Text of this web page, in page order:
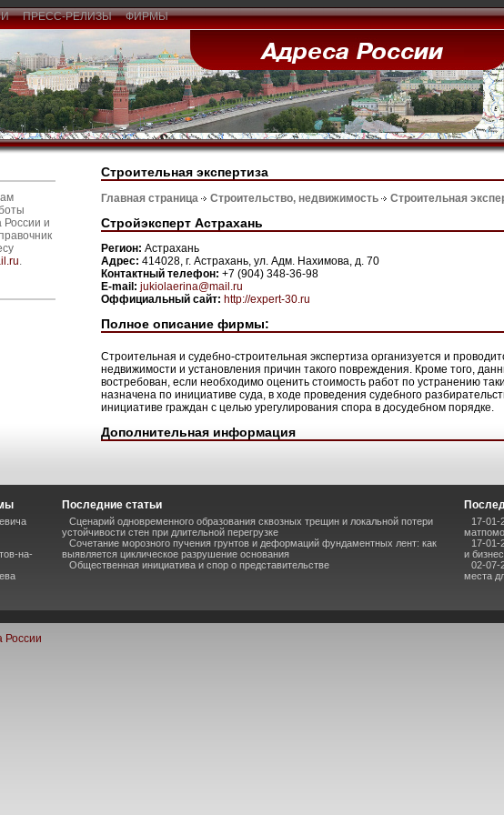
ПРЕСС-РЕЛИЗЫ ФИРМЫ
России и
.
Строительная экспертиза
Главная страница Строительство, недвижимость Строительная
Стройэксперт Астрахань
Регион: Астрахань
Адрес: 414028, г. Астрахань, ул. Адм. Нахимова, д. 70
Контактный телефон: +7 (904) 348-36-98
E-mail: jukiolaerina@mail.ru
Оффициальный сайт: http://expert-30.ru
Полное описание фирмы:
Строительная и судебно-строительная экспертиза организуется и
недвижимости и установления причин такого повреждения. Кроме того,
востребован, если необходимо оценить стоимость работ по устранению
назначена по инициативе суда, в ходе проведения судебного
инициативе граждан с целью урегулирования спора в досудебном порядке.
Дополнительная информация
на-
Последние статьи
Сценарий одновременного образования сквозных трещин и локальной потери
устойчивости стен при длительной перегрузке
Сочетание морозного пучения грунтов и деформаций фундаментных лент: как
выявляется циклическое разрушение основания
Общественная инициатива и спор о представительстве
17-01-
17-01-
и
02-07-
места
России